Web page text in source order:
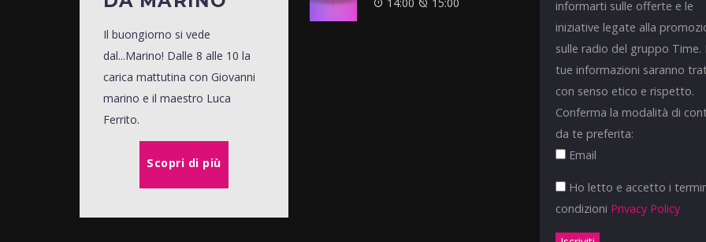
Il buongiorno si vede
dal...Marino! Dalle 8 alle 10 la
carica mattutina con Giovanni
marino e il maestro Luca
Ferrito.
Scopri di più
informarti sulle offerte e le
iniziative legate alla
sulle radio del gruppo Time.
tue informazioni saranno
con senso etico e rispetto.
Conferma la modalità di
da te preferita:
Email
Ho letto e accetto i
condizioni Privacy Policy